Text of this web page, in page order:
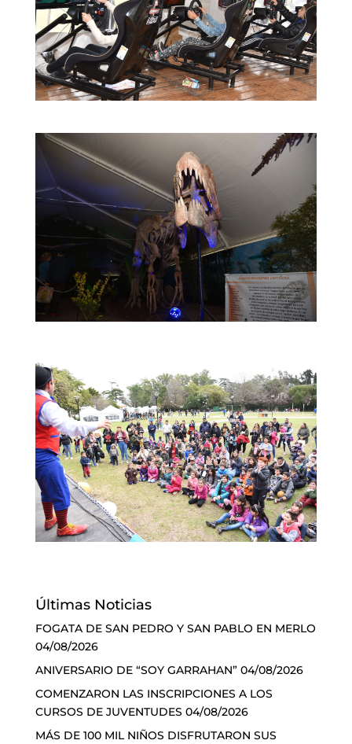
Últimas Noticias
FOGATA DE SAN PEDRO Y SAN PABLO EN MERLO
04/08/2026
ANIVERSARIO DE “SOY GARRAHAN” 04/08/2026
COMENZARON LAS INSCRIPCIONES A LOS
CURSOS DE JUVENTUDES 04/08/2026
MÁS DE 100 MIL NIÑOS DISFRUTARON SUS